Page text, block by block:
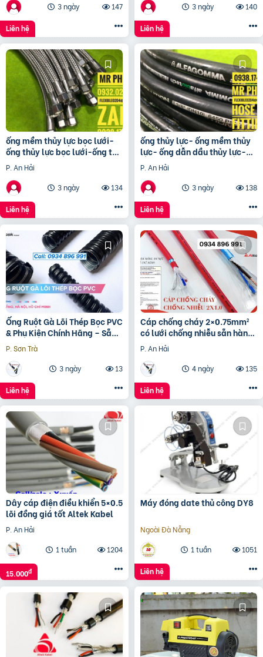
3 ngày
147
Liên hệ
3 ngày
140
Liên hệ
ống mềm thủy lực bọc lưới-
ống thủy lực bọc lưới-ống tuy
ô thủy lực bọc lưới-dây thủy
lực bọc lưới
P. An Hải
3 ngày
134
Liên hệ
ống thủy lực- ống mềm thủy
lực- ống dẫn dầu thủy lực-
ống mềm tuy ô thủy lực
P. An Hải
3 ngày
138
Liên hệ
Ống Ruột Gà Lõi Thép Bọc PVC
& Phụ Kiện Chính Hãng – Sẵn
Kho TP.HCM, Đà Nẵng, Nha
Trang – Giao Nhanh
P. Sơn Trà
3 ngày
13
Liên hệ
Cáp chống cháy 2×0.75mm²
có lưới chống nhiễu sẵn hàng
tại Đà Nẵng, Huế
P. An Hải
4 ngày
135
Liên hệ
Dây cáp điện điều khiển 5×0.5
lõi đồng giá tốt Altek Kabel
P. An Hải
1 tuần
1204
15.000đ
Máy đóng date thủ công DY8
Ngoài Đà Nẵng
1 tuần
1051
Liên hệ